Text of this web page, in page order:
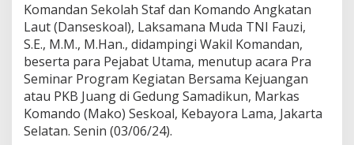
Komandan Sekolah Staf dan Komando Angkatan
Laut (Danseskoal), Laksamana Muda TNI Fauzi,
S.E., M.M., M.Han., didampingi Wakil Komandan,
beserta para Pejabat Utama, menutup acara Pra
Seminar Program Kegiatan Bersama Kejuangan
atau PKB Juang di Gedung Samadikun, Markas
Komando (Mako) Seskoal, Kebayora Lama, Jakarta
Selatan. Senin (03/06/24).